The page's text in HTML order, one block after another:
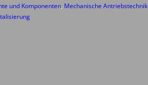
und Komponenten, Mechanische Antriebstechnik